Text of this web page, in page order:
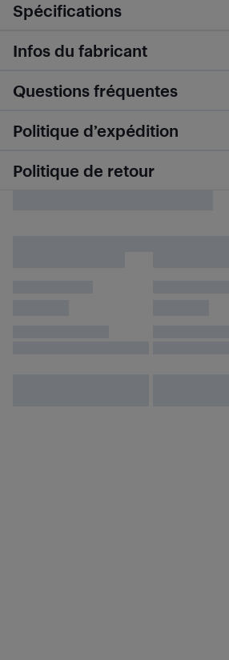
Spécifications
Infos du fabricant
Questions fréquentes
Politique d’expédition
Politique de retour